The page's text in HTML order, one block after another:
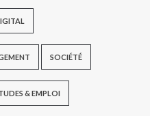
SOCIÉTÉ
& EMPLOI